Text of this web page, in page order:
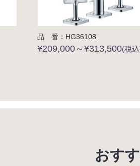
品 番：HG36108
¥209,000～¥313,500(税
おす